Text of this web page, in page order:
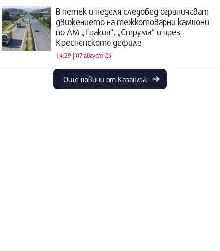
В петък и неделя следобед ограничават
движението на тежкотоварни камиони
по АМ „Тракия“, „Струма“ и през
Кресненското дефиле
14:29 | 07 август 26
Още новини от Казанлък